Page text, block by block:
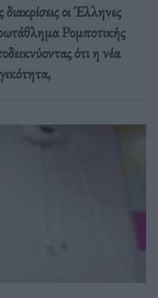
οι Έλληνες
Ρομποτικής
ότι η νέα